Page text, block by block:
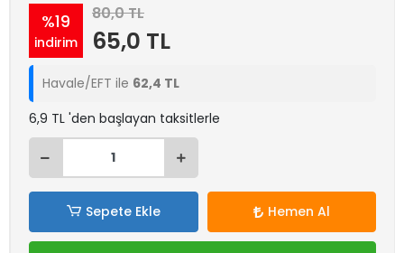
%19
indirim
80,0 TL
65,0 TL
Havale/EFT ile 62,4 TL
6,9 TL 'den başlayan taksitlerle
Sepete Ekle Hemen Al